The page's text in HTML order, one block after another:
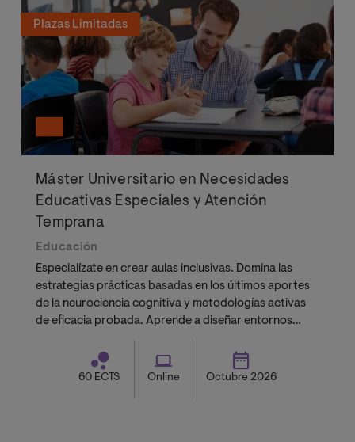
Plazas Limitadas
Máster Universitario en Necesidades
Educativas Especiales y Atención
Temprana
Educación
Especialízate en crear aulas inclusivas. Domina las
estrategias prácticas basadas en los últimos aportes
de la neurociencia cognitiva y metodologías activas
de eficacia probada. Aprende a diseñar entornos
neuroeducativos que responden a la diversidad y
potencian el desarrollo de cada estudiante.
60 ECTS Online Octubre 2026